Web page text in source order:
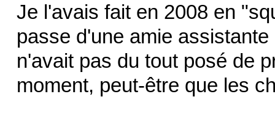
Je l'avais fait en 2008 en
passe d'une amie
n'avait pas du tout posé de
moment, peut-être que les